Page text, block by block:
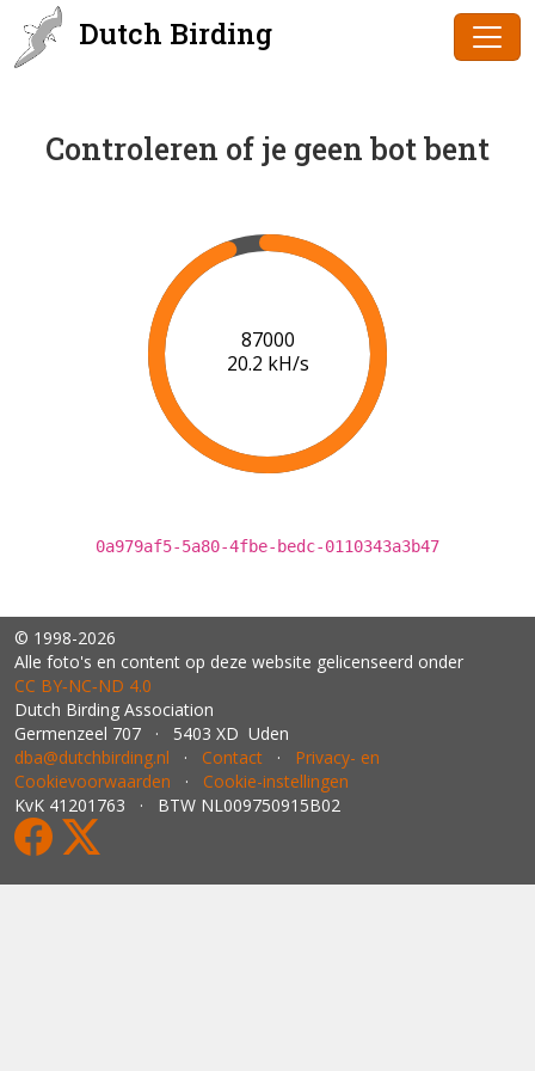
Dutch Birding
Controleren of je geen bot bent
89000
20.3 kH/s
0a979af5-5a80-4fbe-bedc-0110343a3b47
© 1998-2026
Alle foto's en content op deze website gelicenseerd onder
CC BY‑NC‑ND 4.0
Dutch Birding Association
Germenzeel 707 · 5403 XD Uden
dba@dutchbirding.nl · Contact · Privacy- en
Cookievoorwaarden · Cookie-instellingen
KvK 41201763 · BTW NL009750915B02